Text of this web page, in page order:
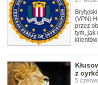
(VPN)
przez
tym, jak
klientów
z
5